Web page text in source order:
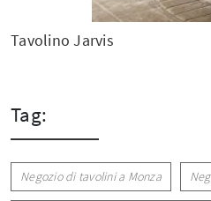
Tavolino Jarvis
Tag:
Negozio di tavolini a Monza